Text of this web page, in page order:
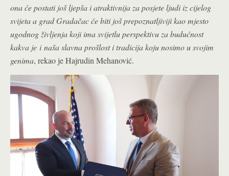
ona će postati još ljepša i atraktivnija za posjete ljudi iz cijelog
svijeta a grad Gradačac će biti još prepoznatljiviji kao mjesto
ugodnog življenja koji ima svijetlu perspektivu za budućnost
kakva je inaša slavna prošlost i tradicija koju nosimo u svojim
genima, rekao je Hajrudin Mehanović.